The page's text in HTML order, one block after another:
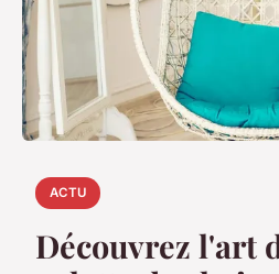
ACTU
Découvrez l'art